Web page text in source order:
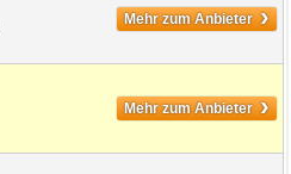
Mehr zum Anbieter ›
Mehr zum Anbieter ›